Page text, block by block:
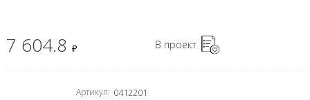
7 604.8 ₽ В проект
Артикул: 0412201